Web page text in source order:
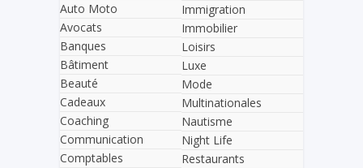
Auto Moto
Avocats
Banques
Bâtiment
Beauté
Cadeaux
Coaching
Communication
Comptables
Immigration
Immobilier
Loisirs
Luxe
Mode
Multinationales
Nautisme
Night Life
Restaurants